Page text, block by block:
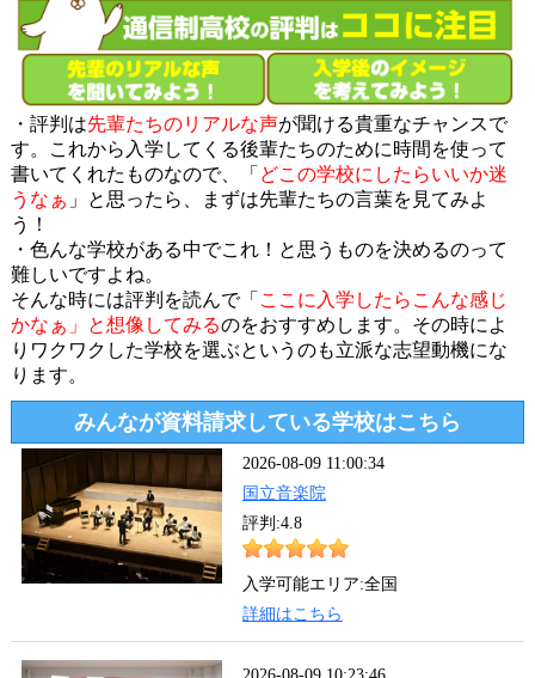
・評判は先輩たちのリアルな声が聞ける貴重なチャンスで
す。これから入学してくる後輩たちのために時間を使って
書いてくれたものなので、「 どこの学校にしたらいいか迷
うなぁ 」と思ったら、まずは先輩たちの言葉を見てみよ
う！
・色んな学校がある中でこれ！と思うものを決めるのって
難しいですよね。
そんな時には評判を読んで「 ここに入学したらこんな感じ
かなぁ」と想像してみるのをおすすめします。その時によ
りワクワクした学校を選ぶというのも立派な志望動機にな
ります。
みんなが資料請求している学校はこちら